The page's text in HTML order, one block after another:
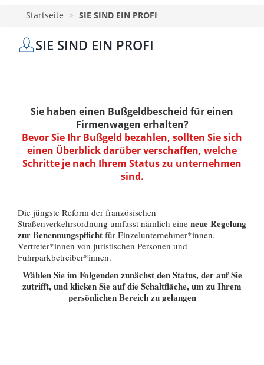
Startseite SIE SIND EIN PROFI
SIE SIND EIN PROFI
Sie haben einen Bußgeldbescheid für einen
Firmenwagen erhalten?
Bevor Sie Ihr Bußgeld bezahlen, sollten Sie sich
einen Überblick darüber verschaffen, welche
Schritte je nach Ihrem Status zu unternehmen
sind.
Die jüngste Reform der französischen
Straßenverkehrsordnung umfasst nämlich eine neue Regelung
zur Benennungspflicht für Einzelunternehmer*innen,
Vertreter*innen von juristischen Personen und
Fuhrparkbetreiber*innen.
Wählen Sie im Folgenden zunächst den Status, der auf Sie
zutrifft, und klicken Sie auf die Schaltfläche, um zu Ihrem
persönlichen Bereich zu gelangen